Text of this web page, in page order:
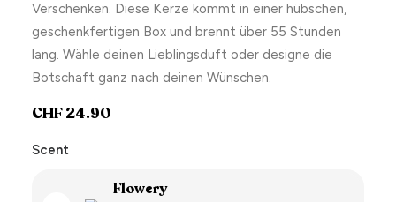
Verschenken. Diese Kerze kommt in einer hübschen,
geschenkfertigen Box und brennt über 55 Stunden
lang. Wähle deinen Lieblingsduft oder designe die
Botschaft ganz nach deinen Wünschen.
CHF24.90
Scent
Flowery